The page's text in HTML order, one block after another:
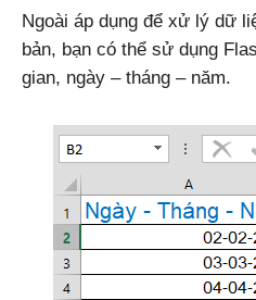
Ngoài áp dụng để xử lý dữ
bản, bạn có thể sử dụng
gian, ngày – tháng – năm.